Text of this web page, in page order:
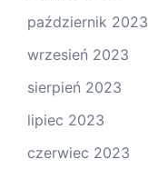
październik 2023
wrzesień 2023
sierpień 2023
lipiec 2023
czerwiec 2023